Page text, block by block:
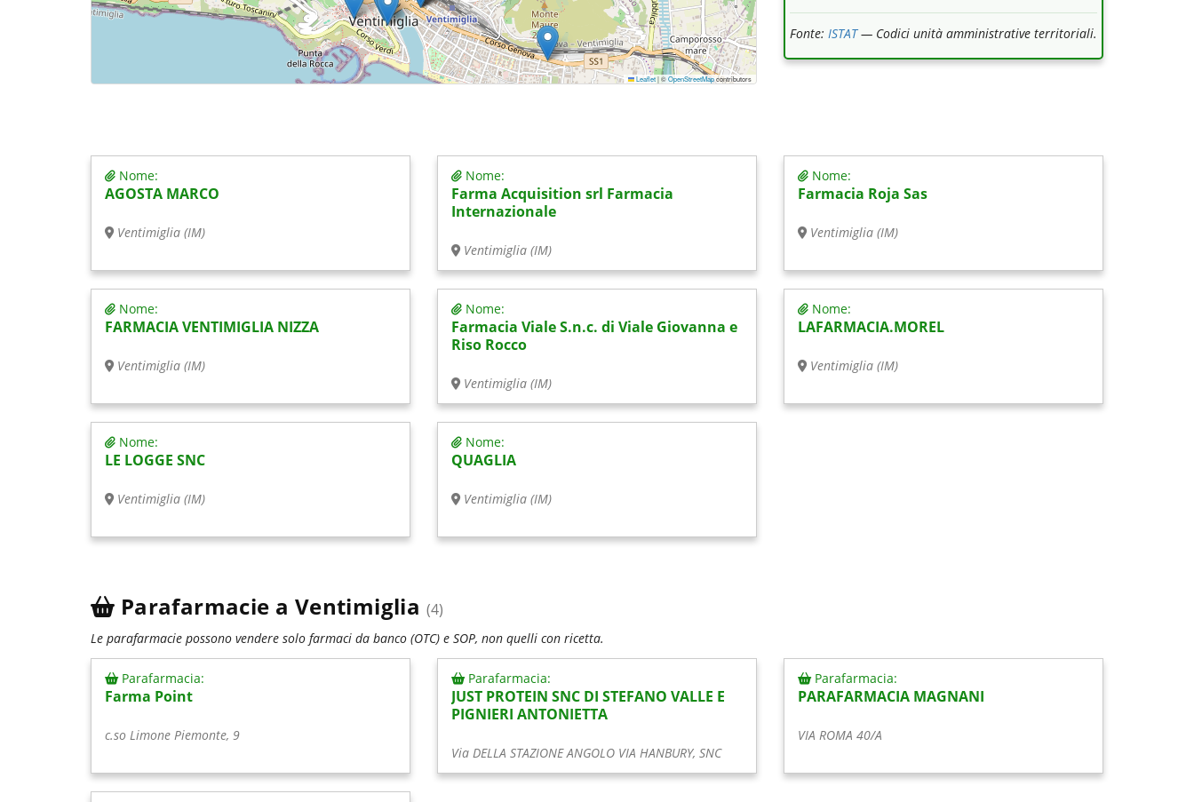
Leaflet|©OpenStreetMapcontributors
Fonte: ISTAT— Codici unità amministrative territoriali.
Nome:
AGOSTA MARCO
Ventimiglia (IM)
Nome:
Farma Acquisition srl Farmacia
Internazionale
Ventimiglia (IM)
Nome:
Farmacia Roja Sas
Ventimiglia (IM)
Nome:
FARMACIA VENTIMIGLIA NIZZA
Ventimiglia (IM)
Nome:
Farmacia Viale S.n.c. di Viale Giovanna e
Riso Rocco
Ventimiglia (IM)
Nome:
LAFARMACIA.MOREL
Ventimiglia (IM)
Nome:
LE LOGGE SNC
Ventimiglia (IM)
Nome:
QUAGLIA
Ventimiglia (IM)
Parafarmacie a Ventimiglia (4)
Le parafarmacie possono vendere solo farmaci da banco (OTC) e SOP, non quelli con ricetta.
Parafarmacia:
Farma Point
c.so Limone Piemonte, 9
Parafarmacia:
JUST PROTEIN SNC DI STEFANO VALLE E
PIGNIERI ANTONIETTA
Via DELLA STAZIONE ANGOLO VIA HANBURY, SNC
Parafarmacia:
PARAFARMACIA MAGNANI
VIA ROMA 40/A